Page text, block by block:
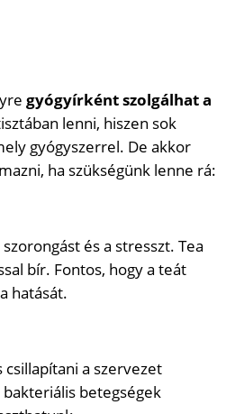
gyógyírként szolgálhat a
lenni, hiszen sok
gyógyszerrel. De akkor
ha szükségünk lenne rá:
és a stresszt. Tea
bír. Fontos, hogy a teát
hatását.
a szervezet
betegségek